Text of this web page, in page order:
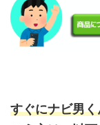
すぐにナビ男